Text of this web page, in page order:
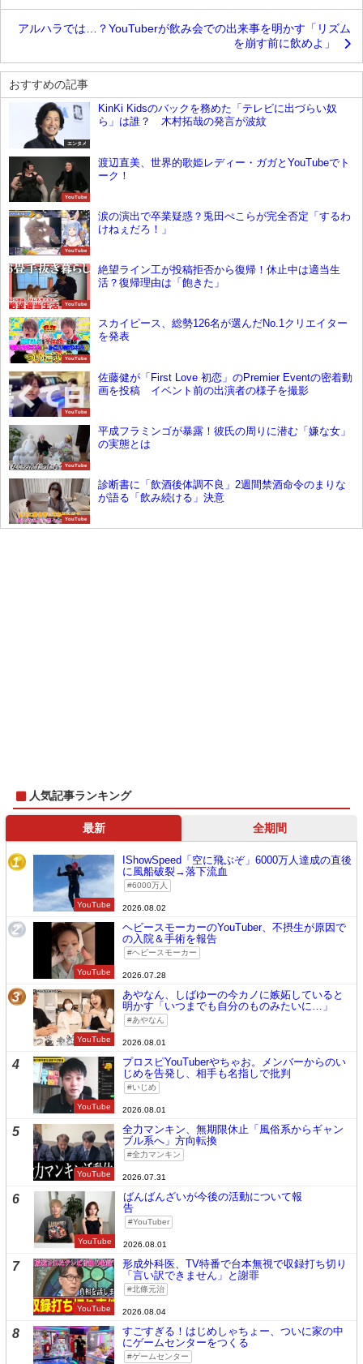
アルハラでは…？YouTuberが飲み会での出来事を明かす「リズム
を崩す前に飲めよ」
おすすめの記事
エンタメ
KinKi Kidsのバックを務めた「テレビに出づらい奴
ら」は誰？ 木村拓哉の発言が波紋
YouTube
渡辺直美、世界的歌姫レディー・ガガとYouTubeでト
ーク！
YouTube
涙の演出で卒業疑惑？兎田ぺこらが完全否定「するわ
けねぇだろ！」
YouTube
絶望ライン工が投稿拒否から復帰！休止中は適当生
活？復帰理由は「飽きた」
YouTube
スカイピース、総勢126名が選んだNo.1クリエイター
を発表
YouTube
佐藤健が「First Love 初恋」のPremier Eventの密着動
画を投稿 イベント前の出演者の様子を撮影
YouTube
平成フラミンゴが暴露！彼氏の周りに潜む「嫌な女」
の実態とは
YouTube
診断書に「飲酒後体調不良」2週間禁酒命令のまりな
が語る「飲み続ける」決意
人気記事ランキング
最新 全期間
1
YouTube
IShowSpeed「空に飛ぶぞ」6000万人達成の直後
に風船破裂→落下流血
6000万人
2026.08.02
2
YouTube
ヘビースモーカーのYouTuber、不摂生が原因で
の入院＆手術を報告
ヘビースモーカー
2026.07.28
3
YouTube
あやなん、しばゆーの今カノに嫉妬していると
明かす「いつまでも自分のものみたいに…」
あやなん
2026.08.01
4
YouTube
プロスピYouTuberやちゃお。メンバーからのい
じめを告発し、相手も名指しで批判
いじめ
2026.08.01
5
YouTube
全力マンキン、無期限休止「風俗系からギャン
ブル系へ」方向転換
全力マンキン
2026.07.31
6
YouTube
ばんばんざいが今後の活動について報
告
YouTuber
2026.08.01
7
YouTube
形成外科医、TV特番で台本無視で収録打ち切り
「言い訳できません」と謝罪
北條元治
2026.08.04
8
すごすぎる！はじめしゃちょー、ついに家の中
にゲームセンターをつくる
ゲームセンター